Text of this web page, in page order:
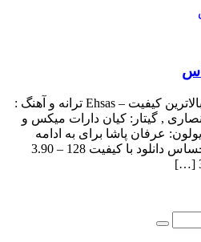
محمد عبدالی بنام احساس با بالاترین کیفیت – Ehsas ترانه و آهنگ :
, گیتار: کیان دارات میکس و
عرفان پاشا برای به ادامه
مطلب مراجعه کنید … بنام احساس دانلود با کیفیت 128 – 3.90